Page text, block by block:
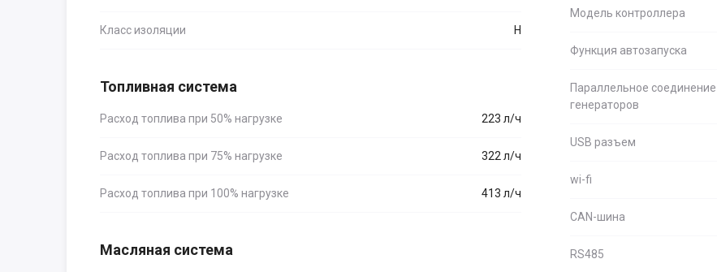
Класс изоляции H
Модель контроллера
Функция автозапуска
Параллельное соединение
генераторов
USB разъем
wi-fi
CAN-шина
RS485
Топливная система
Расход топлива при 50% нагрузке 223 л/ч
Расход топлива при 75% нагрузке 322 л/ч
Расход топлива при 100% нагрузке 413 л/ч
Масляная система